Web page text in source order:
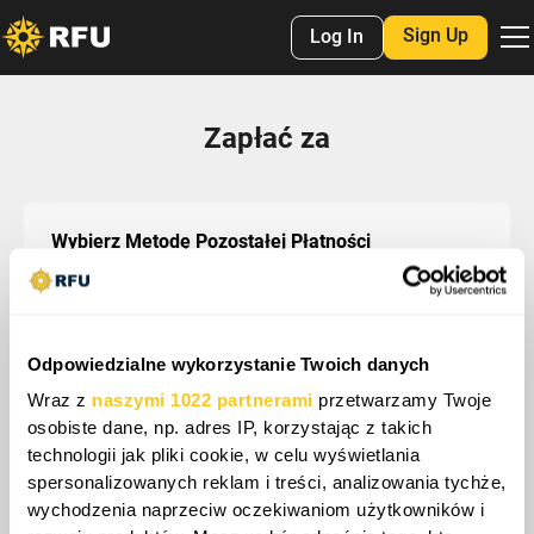
Odpowiedzialne wykorzystanie Twoich danych
Wraz z naszymi 1022 partnerami przetwarzamy Twoje
osobiste dane, np. adres IP, korzystając z takich
technologii jak pliki cookie, w celu wyświetlania
spersonalizowanych reklam i treści, analizowania tychże,
wychodzenia naprzeciw oczekiwaniom użytkowników i
Log In Sign Up
Zapłać za
Wybierz Metodę Pozostałej Płatności
Karta kredytowa i debetowa, ApplePay, GooglePay,
inne płatności elektroniczne
Zapłać
Głowy w górę!
Musisz się zalogować lub założyć konto przed